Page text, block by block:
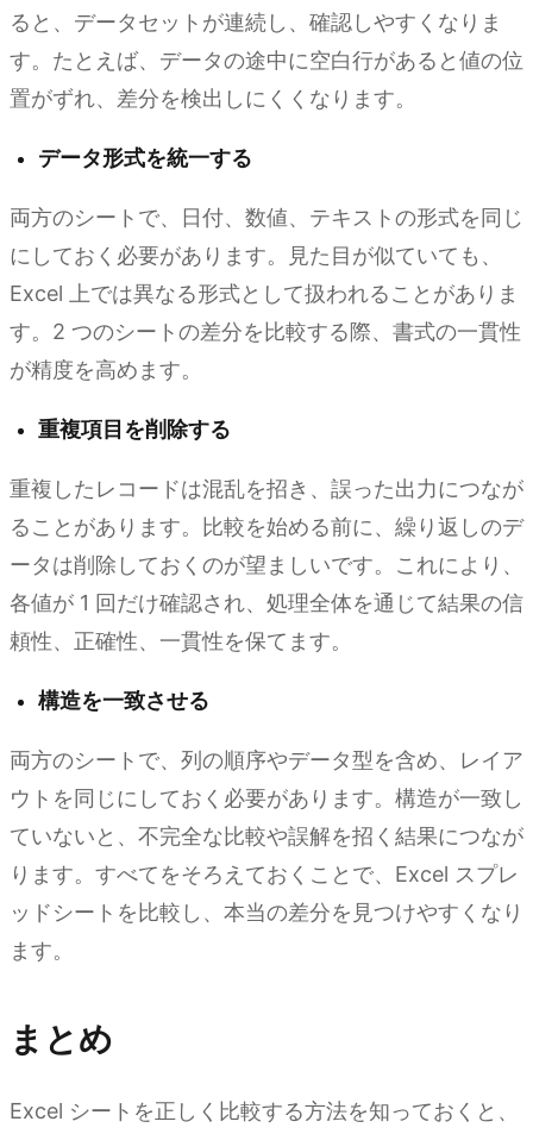
ると、データセットが連続し、確認しやすくなりま
す。たとえば、データの途中に空白行があると値の位
置がずれ、差分を検出しにくくなります。
データ形式を統一する
両方のシートで、日付、数値、テキストの形式を同じ
にしておく必要があります。見た目が似ていても、
Excel 上では異なる形式として扱われることがありま
す。2 つのシートの差分を比較する際、書式の一貫性
が精度を高めます。
重複項目を削除する
重複したレコードは混乱を招き、誤った出力につなが
ることがあります。比較を始める前に、繰り返しのデ
ータは削除しておくのが望ましいです。これにより、
各値が 1 回だけ確認され、処理全体を通じて結果の信
頼性、正確性、一貫性を保てます。
構造を一致させる
両方のシートで、列の順序やデータ型を含め、レイア
ウトを同じにしておく必要があります。構造が一致し
ていないと、不完全な比較や誤解を招く結果につなが
ります。すべてをそろえておくことで、Excel スプレ
ッドシートを比較し、本当の差分を見つけやすくなり
ます。
まとめ
Excel シートを正しく比較する方法を知っておくと、